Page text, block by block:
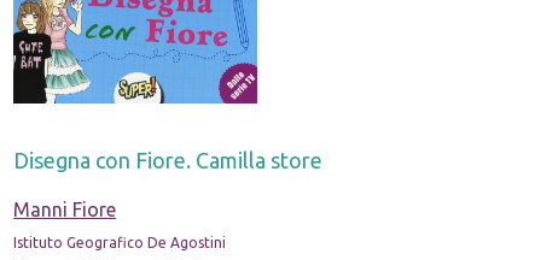
Disegna con Fiore. Camilla store
Manni Fiore
Istituto Geografico De Agostini